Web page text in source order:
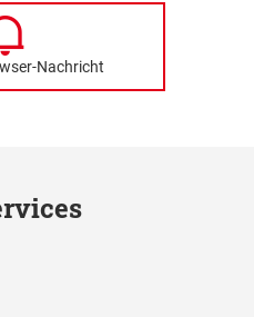
Nachricht